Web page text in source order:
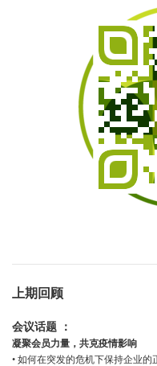
上期回顾
会议话题 ：
凝聚会员力量，共克疫情影响
• 如何在突发的危机下保持企业的